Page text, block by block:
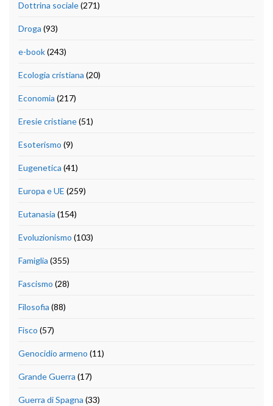
Dottrina sociale(271)
Droga (93)
e-book(243)
Ecologia cristiana (20)
Economia (217)
Eresie cristiane(51)
Esoterismo (9)
Eugenetica (41)
Europa e UE (259)
Eutanasia (154)
Evoluzionismo (103)
Famiglia (355)
Fascismo (28)
Filosofia (88)
Fisco (57)
Genocidio armeno (11)
Grande Guerra (17)
Guerra di Spagna (33)